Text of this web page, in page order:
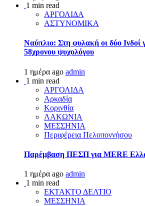
1 min read
ΑΡΓΟΛΙΔΑ
ΑΣΤΥΝΟΜΙΚΑ
Ναύπλιο: Στη φυλακή οι δύο Ινδοί
58χρονου ψυχολόγου
1 ημέρα ago admin
1 min read
ΑΡΓΟΛΙΔΑ
Αρκαδία
Κορινθία
ΛΑΚΩΝΙΑ
ΜΕΣΣΗΝΙΑ
Περιφέρεια Πελοποννήσου
Παρέμβαση ΠΕΣΠ για MERE
1 ημέρα ago admin
1 min read
ΕΚΤΑΚΤΟ ΔΕΛΤΙΟ
ΜΕΣΣΗΝΙΑ